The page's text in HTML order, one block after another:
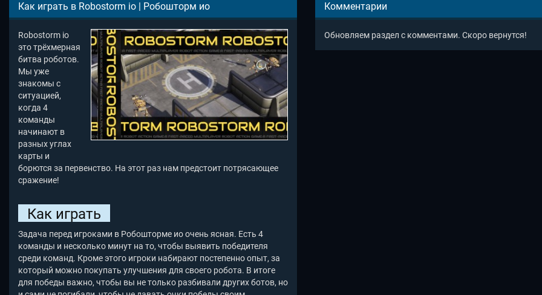
Как играть в Robostorm io | Робошторм ио
Robostorm io
это трёхмерная
битва роботов.
Мы уже
знакомы с
ситуацией,
когда 4
команды
начинают в
разных углах
карты и
борются за первенство. На этот раз нам предстоит потрясающее
сражение!
Как играть
Задача перед игроками в Робошторме ио очень ясная. Есть 4
команды и несколько минут на то, чтобы выявить победителя
среди команд. Кроме этого игроки набирают постепенно опыт, за
который можно покупать улучшения для своего робота. В итоге
для победы важно, чтобы вы не только разбивали других ботов, но
Комментарии
Обновляем раздел с комментами. Скоро вернутся!